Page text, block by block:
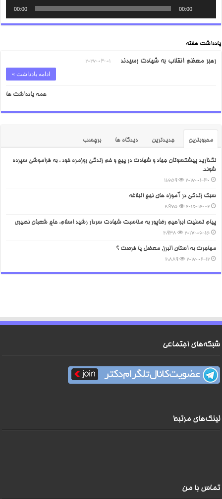
00:00
00:00
یادداشت هفته
رهبر معظم انقلاب به شهادت رسیدند 2026-03-01
ادامه یادداشت »
همه یادداشت ها
محبوبترین جدیدترین دیدگاه ها برچسب
نگذارید پیشکسوتان جهاد و شهادت در پیچ و خم زندگی روزمره خود ، به فراموشی سپرده
شوند.
2016-01-30
11,659
سبک زندگی در آموزه های نهج البلاغه
2015-12-02
2,975
پیام تسلیت ابراهیم رضاپور به مناسبت شهادت سردار رشید اسلام، حاج شعبان نصیری
2017-06-15
2,938
مهاجرت به استان البرز, معضل یا فرصت ؟
2016-02-12
2,889
شبکه‌های اجتماعی
لینک‌های مرتبط
تماس با من